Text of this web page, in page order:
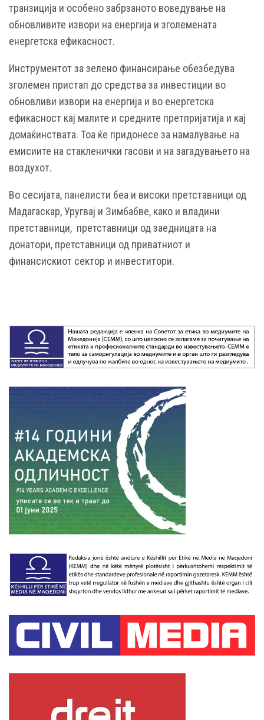
транзиција и особено забрзаното воведување на
обновливите извори на енергија и зголемената
енергетска ефикасност.
Инструментот за зелено финансирање обезбедува
зголемен пристап до средства за инвестиции во
обновливи извори на енергија и во енергетска
ефикасност кај малите и средните претпријатија и кај
домаќинствата. Тоа ќе придонесе за намалување на
емисиите на стакленички гасови и на загадувањето на
воздухот.
Во сесијата, панелисти беа и високи претставници од
Мадагаскар, Уругвај и Зимбабве, како и владини
претставници, претставници од заедницата на
донатори, претставници од приватниот и
финансискиот сектор и инвеститори.